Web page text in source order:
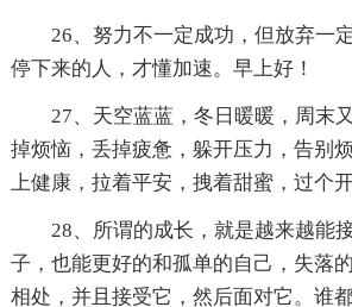
26、努力不一定成功，但放弃一
停下来的人，才懂加速。早上好！
27、天空蓝蓝，冬日暖暖，周末
掉烦恼，丢掉疲惫，躲开压力，告别
上健康，拉着平安，拽着甜蜜，过个
28、所谓的成长，就是越来越能
子，也能更好的和孤单的自己，失落
相处，并且接受它，然后面对它。谁